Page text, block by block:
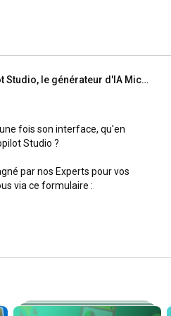
Je Ne Reconnais Plus Copilot Studio, le générateur d'IA Microsoft
fois son interface, qu'en
Studio ?
par nos Experts pour vos
en transformation
dans le déploiement de